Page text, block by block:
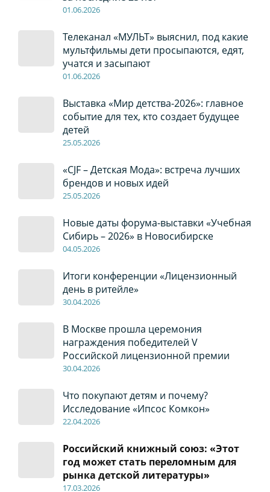
01.06.2026
Телеканал «МУЛЬТ» выяснил, под какие
мультфильмы дети просыпаются, едят,
учатся и засыпают
01.06.2026
Выставка «Мир детства-2026»: главное
событие для тех, кто создает будущее
детей
25.05.2026
«CJF – Детская Мода»: встреча лучших
брендов и новых идей
25.05.2026
Новые даты форума-выставки «Учебная
Сибирь – 2026» в Новосибирске
04.05.2026
Итоги конференции «Лицензионный
день в ритейле»
30.04.2026
В Москве прошла церемония
награждения победителей V
Российской лицензионной премии
30.04.2026
Что покупают детям и почему?
Исследование «Ипсос Комкон»
22.04.2026
Российский книжный союз: «Этот
год может стать переломным для
рынка детской литературы»
17.03.2026